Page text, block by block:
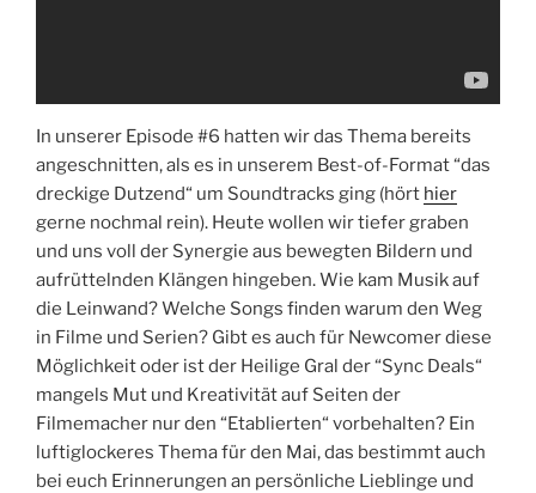
In unserer Episode #6 hatten wir das Thema bereits
angeschnitten, als es in unserem Best-of-Format “das
dreckige Dutzend“ um Soundtracks ging (hört hier
gerne nochmal rein). Heute wollen wir tiefer graben
und uns voll der Synergie aus bewegten Bildern und
aufrüttelnden Klängen hingeben. Wie kam Musik auf
die Leinwand? Welche Songs finden warum den Weg
in Filme und Serien? Gibt es auch für Newcomer diese
Möglichkeit oder ist der Heilige Gral der “Sync Deals“
mangels Mut und Kreativität auf Seiten der
Filmemacher nur den “Etablierten“ vorbehalten? Ein
luftiglockeres Thema für den Mai, das bestimmt auch
bei euch Erinnerungen an persönliche Lieblinge und